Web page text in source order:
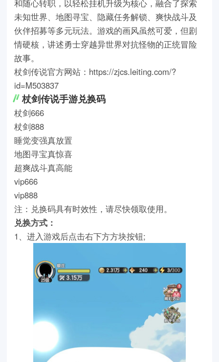
和随心转职，以轻松挂机升级为核心，融合了探索
未知世界、地图寻宝、隐藏任务解锁、爽快战斗及
伙伴招募等多元玩法。游戏的画风虽然可爱，但剧
情硬核，讲述勇士穿越异世界对抗怪物的正统冒险
故事。
杖剑传说官方网站：https://zjcs.leiting.com/?
id=M503837
杖剑传说手游兑换码
杖剑666
杖剑888
睡觉变强真放置
地图寻宝真惊喜
超爽战斗真高能
vip666
vip888
注：兑换码具有时效性，请尽快领取使用。
兑换方式：
1、进入游戏后点击右下方方块按钮;